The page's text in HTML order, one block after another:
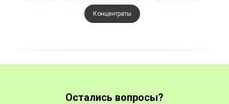
Концентраты
Остались вопросы?